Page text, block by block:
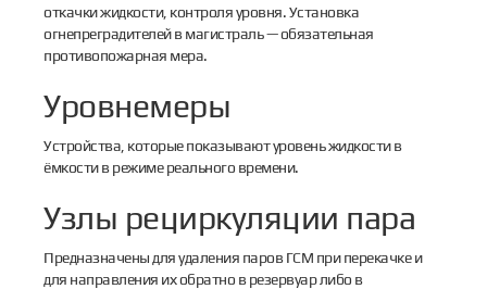
откачки жидкости, контроля уровня. Установка
огнепреградителей в магистраль — обязательная
противопожарная мера.
Уровнемеры
Устройства, которые показывают уровень жидкости в
ёмкости в режиме реального времени.
Узлы рециркуляции пара
Предназначены для удаления паров ГСМ при перекачке и
для направления их обратно в резервуар либо в